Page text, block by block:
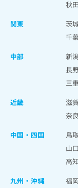
秋
関東
茨
千
中部
新
長
三
近畿
滋
奈
中国・四国
鳥
山
高
九州・沖縄
福